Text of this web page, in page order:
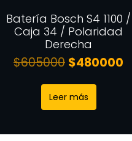
Batería Bosch S4 1100 /
Caja 34 / Polaridad
Derecha
$605000 $480000
Leer más